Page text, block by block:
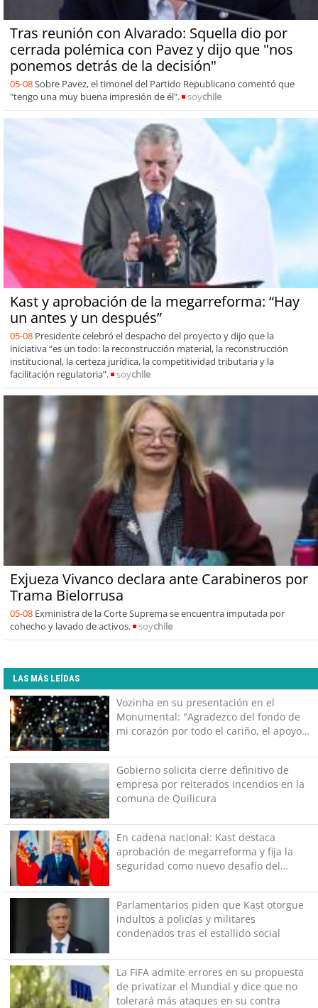
Tras reunión con Alvarado: Squella dio por
cerrada polémica con Pavez y dijo que "nos
ponemos detrás de la decisión"
05-08Sobre Pavez, el timonel del Partido Republicano comentó que
"tengo una muy buena impresión de él".
soychile
Kast y aprobación de la megarreforma: “Hay
un antes y un después”
05-08 Presidente celebró el despacho del proyecto y dijo que la
iniciativa “es un todo: la reconstrucción material, la reconstrucción
institucional, la certeza jurídica, la competitividad tributaria y la
facilitación regulatoria”.
soychile
Exjueza Vivanco declara ante Carabineros por
Trama Bielorrusa
05-08 Exministra de la Corte Suprema se encuentra imputada por
cohecho y lavado de activos.
soychile
LAS MÁS LEÍDAS
Vozinha en su presentación en el
Monumental: "Agradezco del fondo de
mi corazón por todo el cariño, el apoyo
Gobierno solicita cierre definitivo de
empresa por reiterados incendios en la
comuna de Quilicura
En cadena nacional: Kast destaca
aprobación de megarreforma y fija la
seguridad como nuevo desafío del
Parlamentarios piden que Kast otorgue
indultos a policías y militares
condenados tras el estallido social
La FIFA admite errores en su propuesta
de privatizar el Mundial y dice que no
tolerará más ataques en su contra